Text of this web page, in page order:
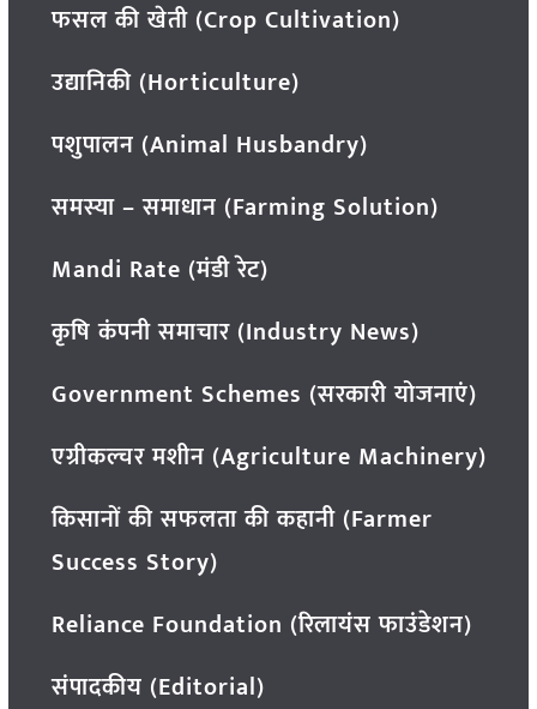
फसल की खेती (Crop Cultivation)
उद्यानिकी (Horticulture)
पशुपालन (Animal Husbandry)
समस्या – समाधान (Farming Solution)
Mandi Rate (मंडी रेट)
कृषि कंपनी समाचार (Industry News)
Government Schemes (सरकारी योजनाएं)
एग्रीकल्चर मशीन (Agriculture Machinery)
किसानों की सफलता की कहानी (Farmer
Success Story)
Reliance Foundation (रिलायंस फाउंडेशन)
संपादकीय (Editorial)